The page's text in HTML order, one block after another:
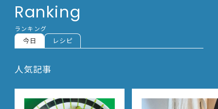
Ranking
ランキング
今日 レシピ
人気記事